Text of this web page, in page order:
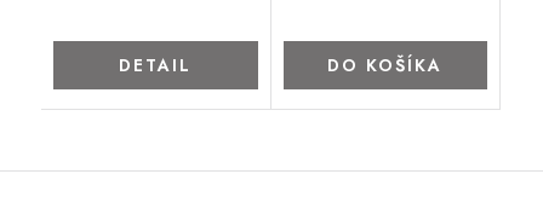
DETAIL DO KOŠÍKA